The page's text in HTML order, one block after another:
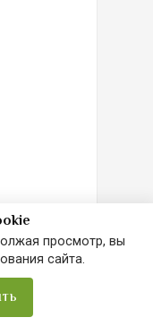
Omnia 4
просмотр, вы
сайта.